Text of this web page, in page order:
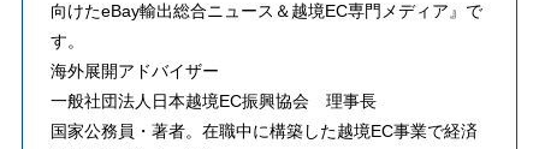
向けたeBay輸出総合ニュース＆越境EC専門メディア』で
す。
海外展開アドバイザー
一般社団法人日本越境EC振興協会 理事長
​国家公務員・著者。在職中に構築した越境EC事業で経済